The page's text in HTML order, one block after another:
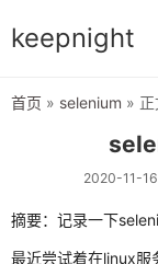
keepnight
首页 » selenium » 正
2020-11-16
摘要：记录一下
最近尝试着在linux服